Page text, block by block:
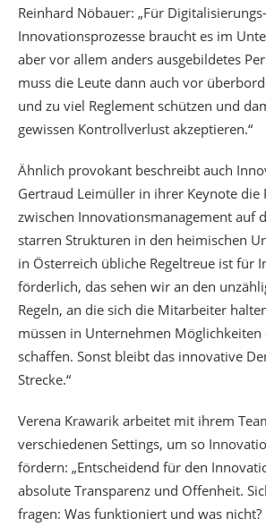
Reinhard Nöbauer: „Für
Innovationsprozesse braucht es im
aber vor allem anders ausgebildetes
muss die Leute dann auch vor
und zu viel Reglement schützen und
gewissen Kontrollverlust akzeptieren.“
Ähnlich provokant beschreibt auch
Gertraud Leimüller in ihrer Keynote die
zwischen Innovationsmanagement auf
starren Strukturen in den heimischen
in Österreich übliche Regeltreue ist für
förderlich, das sehen wir an den
Regeln, an die sich die Mitarbeiter
müssen in Unternehmen Möglichkeiten
schaffen. Sonst bleibt das innovative
Strecke.“
Verena Krawarik arbeitet mit ihrem
verschiedenen Settings, um so
fördern: „Entscheidend für den
absolute Transparenz und Offenheit.
fragen: Was funktioniert und was